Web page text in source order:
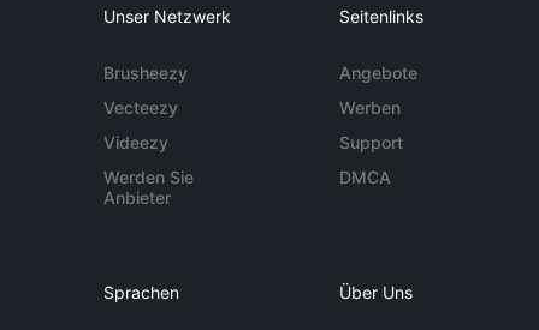
Unser Netzwerk
Brusheezy
Vecteezy
Videezy
Werden Sie
Anbieter
Seitenlinks
Angebote
Werben
Support
DMCA
Sprachen Über Uns